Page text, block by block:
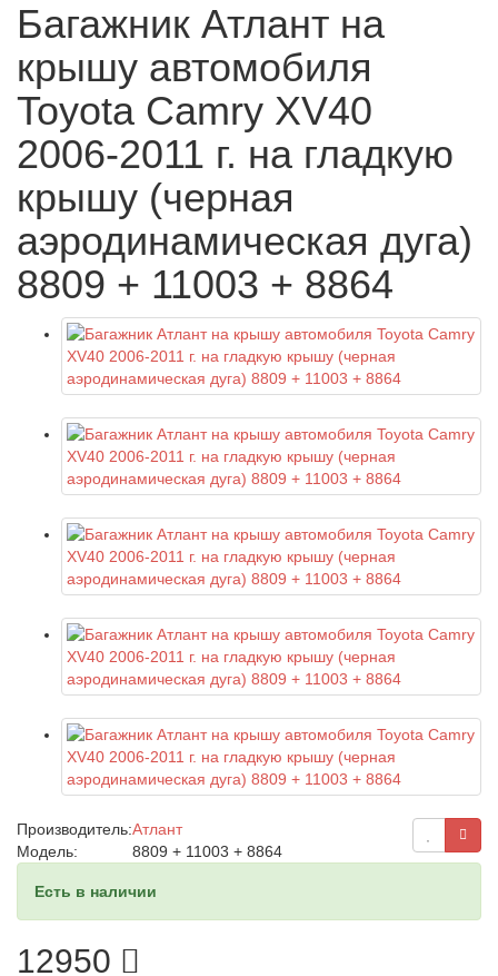
Багажник Атлант на
крышу автомобиля
Toyota Camry XV40
2006-2011 г. на гладкую
крышу (черная
аэродинамическая дуга)
8809 + 11003 + 8864
Производитель:Атлант
Модель:
8809 + 11003 + 8864
Есть в наличии
12950